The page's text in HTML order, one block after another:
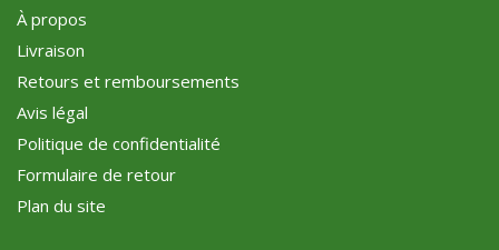
À propos
Livraison
Retours et remboursements
Avis légal
Politique de confidentialité
Formulaire de retour
Plan du site